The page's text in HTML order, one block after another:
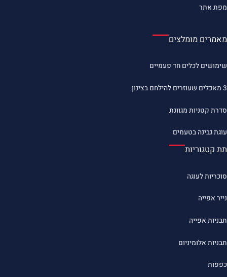
מפת אתר
מאמרים מומלצים
שימושים לכלים חד פעמיים
3 מאכלים שעוזרים להילחם בצינון
סדרת קטניות מגוונת
עוגת גבינה בטעמים
תת קטגוריות
סוכריות לעוגה
נייר אפייה
תבניות אפייה
תבניות אלומיניום
כפפות